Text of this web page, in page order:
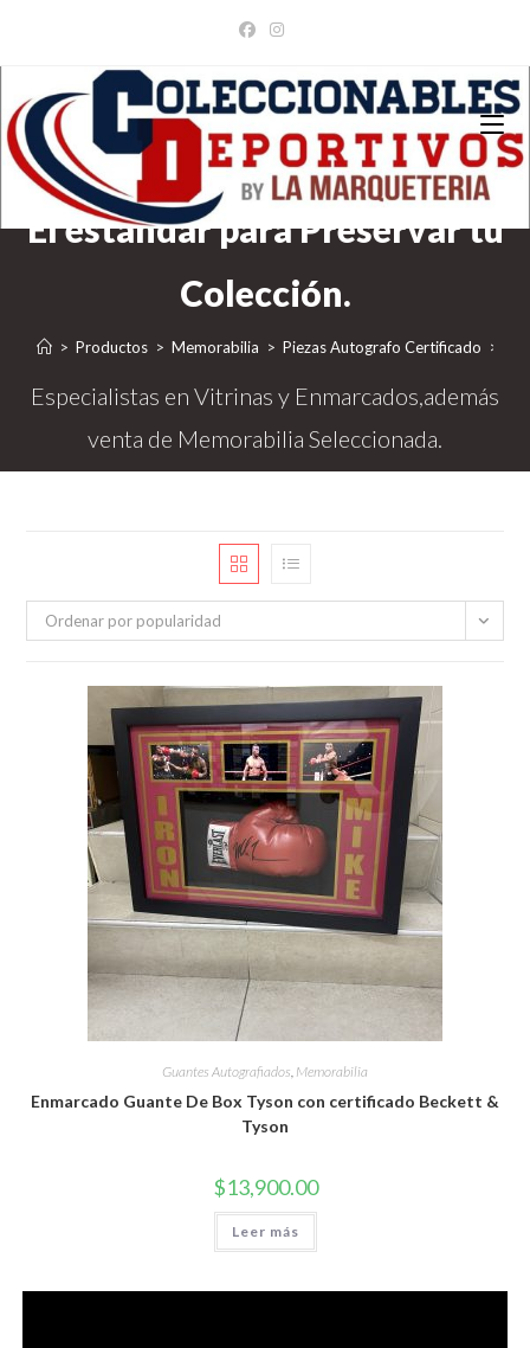
contenido
> Productos > Memorabilia > Piezas Autografo Certificado >
Ordenar por popularidad
Guantes Autografiados, Memorabilia
Enmarcado Guante De Box Tyson con certificado Beckett &
Tyson
$13,900.00
Leer más